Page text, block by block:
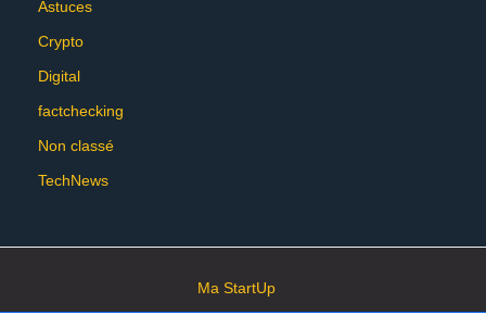
Astuces
Crypto
Digital
factchecking
Non classé
TechNews
Ma StartUp